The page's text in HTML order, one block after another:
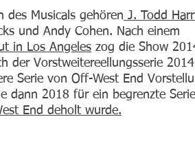
des Musicals gehören J. Todd
und Andy Cohen. Nach einem
in Los Angeles zog die Show
der Vorstweitereellungsserie
Serie von Off-West End
dann 2018 für ein begrenzte
End deholt wurde.